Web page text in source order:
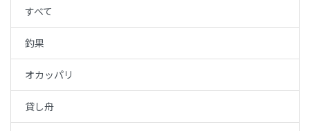
すべて
釣果
オカッパリ
貸し舟